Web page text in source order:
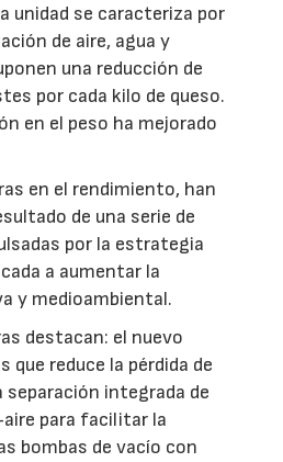
unidad se caracteriza por
de aire, agua y
una reducción de
por cada kilo de queso.
en el peso ha mejorado
en el rendimiento, han
de una serie de
por la estrategia
a aumentar la
y medioambiental.
destacan: el nuevo
que reduce la pérdida de
separación integrada de
para facilitar la
bombas de vacío con